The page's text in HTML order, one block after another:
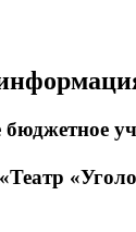
бюджетное